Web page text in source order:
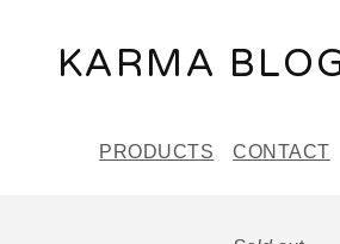
KARMA
PRODUCTS CONTACT